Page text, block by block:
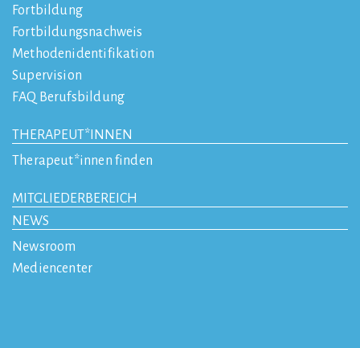
Fortbildung
Fortbildungsnachweis
Methodenidentifikation
Supervision
FAQ Berufsbildung
THERAPEUT*INNEN
Therapeut*innen finden
MITGLIEDERBEREICH
NEWS
Newsroom
Mediencenter